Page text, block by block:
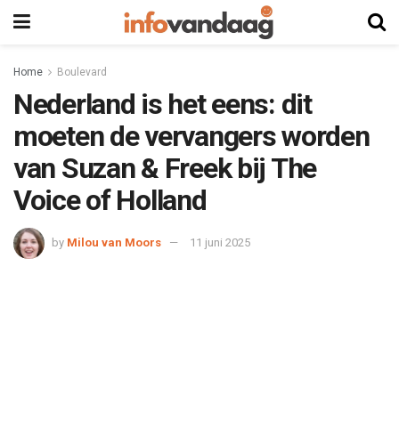
Home Boulevard
Nederland is het eens: dit
moeten de vervangers worden
van Suzan & Freek bij The
Voice of Holland
by Milou van Moors 11 juni 2025